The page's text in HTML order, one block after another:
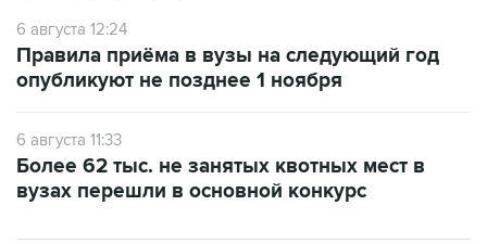
6 августа 12:24
Правила приёма в вузы на следующий год
опубликуют не позднее 1 ноября
6 августа 11:33
Более 62 тыс. не занятых квотных мест в
вузах перешли в основной конкурс